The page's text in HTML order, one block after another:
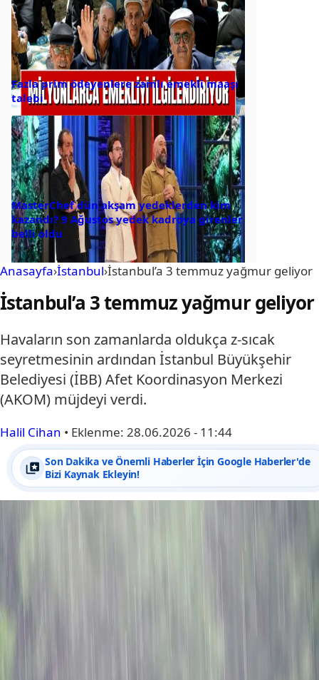
Fazla prim ödeyenlere zamlı emekli maaşı
talebi
MasterChef dün akşam yedeklerden kim
kazandı? 9 Ağustos yedek kadroya girenler
belli oldu
Anasayfa›İstanbul›İstanbul’a 3 temmuz yağmur geliyor
İstanbul’a 3 temmuz yağmur geliyor
Havaların son zamanlarda oldukça z-sıcak
seyretmesinin ardından İstanbul Büyükşehir
Belediyesi (İBB) Afet Koordinasyon Merkezi
(AKOM) müjdeyi verdi.
Halil Cihan • Eklenme: 28.06.2026 - 11:44
Son Dakika ve Önemli Haberler İçin Google Haberler'de
Bizi Kaynak Ekleyin!